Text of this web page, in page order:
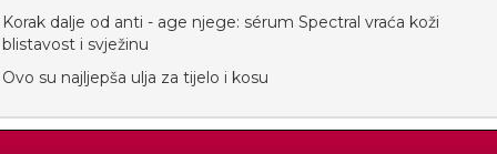
Korak dalje od anti - age njege: sérum Spectral vraća koži
blistavost i svježinu
Ovo su najljepša ulja za tijelo i kosu